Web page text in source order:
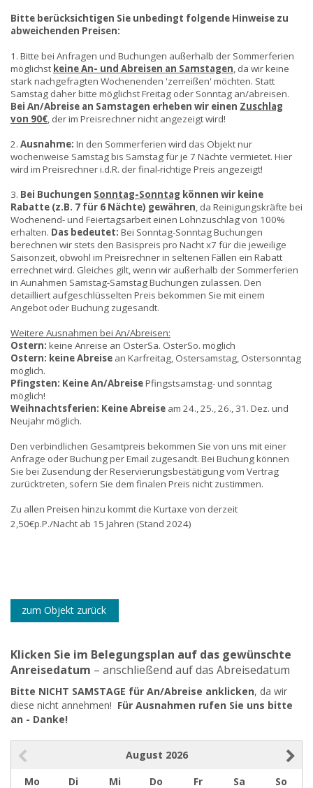
Bitte berücksichtigen Sie unbedingt folgende Hinweise zu
abweichenden Preisen:
1. Bitte bei Anfragen und Buchungen außerhalb der Sommerferien
möglichst keine An- und Abreisen an Samstagen, da wir keine
stark nachgefragten Wochenenden 'zerreißen' möchten. Statt
Samstag daher bitte möglichst Freitag oder Sonntag an/abreisen.
Bei An/Abreise an Samstagen erheben wir einen Zuschlag
von 90€, der im Preisrechner nicht angezeigt wird!
2. Ausnahme: In den Sommerferien wird das Objekt nur
wochenweise Samstag bis Samstag für je 7 Nächte vermietet. Hier
wird im Preisrechner i.d.R. der final-richtige Preis angezeigt!
3. Bei Buchungen Sonntag-Sonntag können wir keine
Rabatte (z.B. 7 für 6 Nächte) gewähren, da Reinigungskräfte bei
Wochenend- und Feiertagsarbeit einen Lohnzuschlag von 100%
erhalten. Das bedeutet: Bei Sonntag-Sonntag Buchungen
berechnen wir stets den Basispreis pro Nacht x7 für die jeweilige
Saisonzeit, obwohl im Preisrechner in seltenen Fällen ein Rabatt
errechnet wird. Gleiches gilt, wenn wir außerhalb der Sommerferien
in Aunahmen Samstag-Samstag Buchungen zulassen. Den
detailliert aufgeschlüsselten Preis bekommen Sie mit einem
Angebot oder Buchung zugesandt.
Weitere Ausnahmen bei An/Abreisen:
Ostern: keine Anreise an OsterSa. OsterSo. möglich
Ostern: keine Abreise an Karfreitag, Ostersamstag, Ostersonntag
möglich.
Pfingsten: Keine An/AbreisePfingstsamstag- und sonntag
möglich!
Weihnachtsferien: Keine Abreise am 24., 25., 26., 31. Dez. und
Neujahr möglich.
Den verbindlichen Gesamtpreis bekommen Sie von uns mit einer
Anfrage oder Buchung per Email zugesandt. Bei Buchung können
Sie bei Zusendung der Reservierungsbestätigung vom Vertrag
zurücktreten, sofern Sie dem finalen Preis nicht zustimmen.
Zu allen Preisen hinzu kommt die Kurtaxe von derzeit
2,50€p.P./Nacht ab 15 Jahren (Stand 2024)
zum Objekt zurück
Klicken Sie im Belegungsplan auf das gewünschte
Anreisedatum – anschließend auf das Abreisedatum
Bitte NICHT SAMSTAGE für An/Abreise anklicken, da wir
diese nicht annehmen! Für Ausnahmen rufen Sie uns bitte
an - Danke!
August 2026
Mo
Di Mi Do Fr Sa So